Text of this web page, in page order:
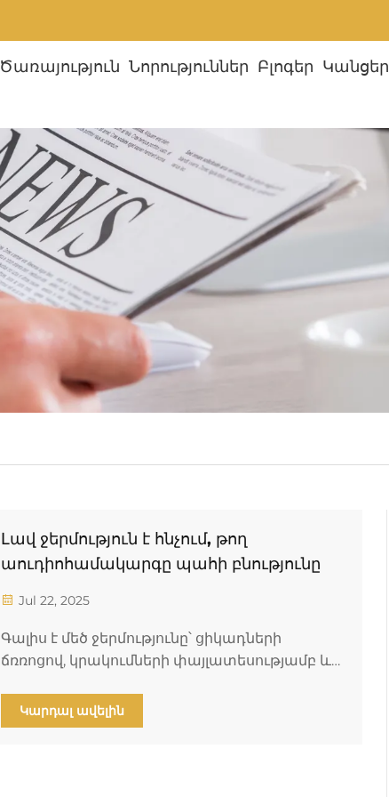
Ծառայություն Նորություններ Բլոգեր Կանցեր
Լավ ջերմություն է հնչում, թող
աուդիոհամակարգը պահի բնությունը
Jul 22, 2025
Գալիս է մեծ ջերմությունը՝ ցիկադների
ճռռոցով, կրակումների փայլատեսությամբ և
են ամենուր։ Աուդիոհամակարգը, ինչպես
կապ, արտասահմանում է այս յուրահատուկ
Կարդալ ավելին